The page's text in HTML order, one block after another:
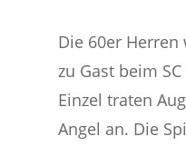
Die 60er Herren
zu Gast beim
Einzel traten
Angel an. Die